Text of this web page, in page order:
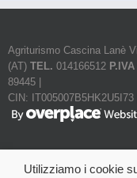
Agriturismo Cascina Lanè
(AT) TEL. 014166512 P.IVA
89445 |
CIN: IT005007B5HK2U5I73
Utilizziamo i cookie